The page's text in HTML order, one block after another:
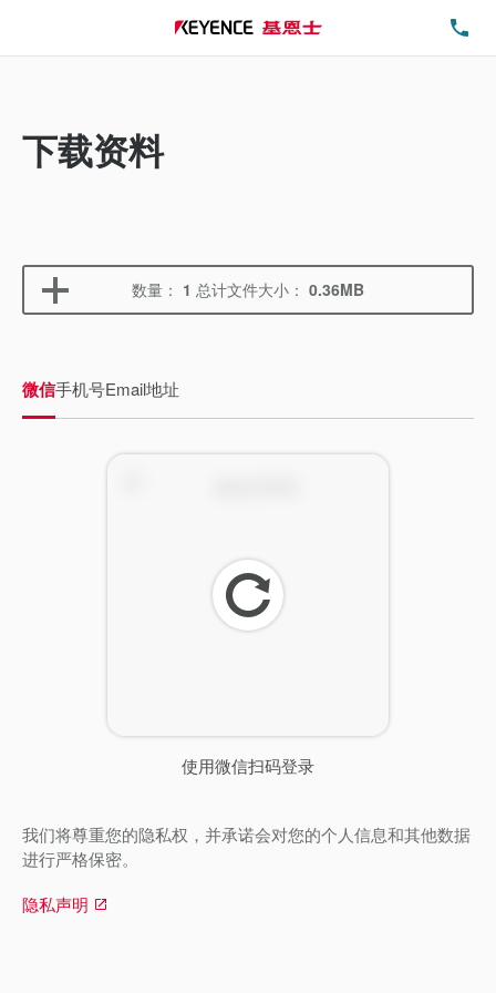
下载资料
数量： 1 总计文件大小： 0.36MB
微信手机号Email地址
使用微信扫码登录
刷
新
我们将尊重您的隐私权，并承诺会对您的个人信息和其他数据
进行严格保密。
隐私声明